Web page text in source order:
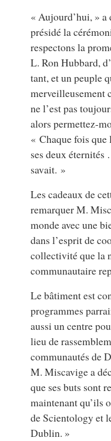
« Aujourd’hui, »
présidé la
respectons la
L. Ron Hubbard,
tant, et un peuple
merveilleusement
ne l’est pas
alors permettez-
« Chaque fois
ses deux
savait. »
Les cadeaux de
remarquer M.
monde avec une
dans l’esprit de
collectivité que la
communautaire
Le bâtiment est
programmes
aussi un centre
lieu de
communautés de
M. Miscavige a
que ses buts sont
maintenant qu’ils
de Scientology et
Dublin. »